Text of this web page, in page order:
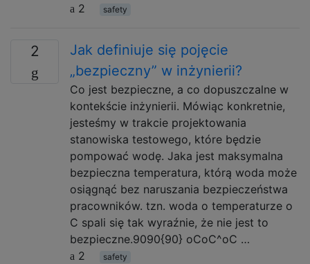
2
safety
2
Jak definiuje się pojęcie
„bezpieczny” w inżynierii?
Co jest bezpieczne, a co dopuszczalne w
kontekście inżynierii. Mówiąc konkretnie,
jesteśmy w trakcie projektowania
stanowiska testowego, które będzie
pompować wodę. Jaka jest maksymalna
bezpieczna temperatura, którą woda może
osiągnąć bez naruszania bezpieczeństwa
pracowników. tzn. woda o temperaturze o
C spali się tak wyraźnie, że nie jest to
bezpieczne.9090{90} oCoC^oC …
2
safety